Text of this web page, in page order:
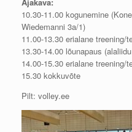
10.30-11.00 kogunemine
Wiedemanni 3a/1)
11.00-13.30 erialane treening/
13.30-14.00 lõunapaus
14.00-15.30 erialane treening/
15.30 kokkuvõte
Pilt: volley.ee